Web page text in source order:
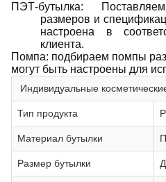
ПЭТ-бутылка:
размеров и
настроена в
клиента.
Помпа: подбираем помпы
могут быть настроены для
Индивидуальные
Тип продукта
Материал бутылки
Размер бутылки